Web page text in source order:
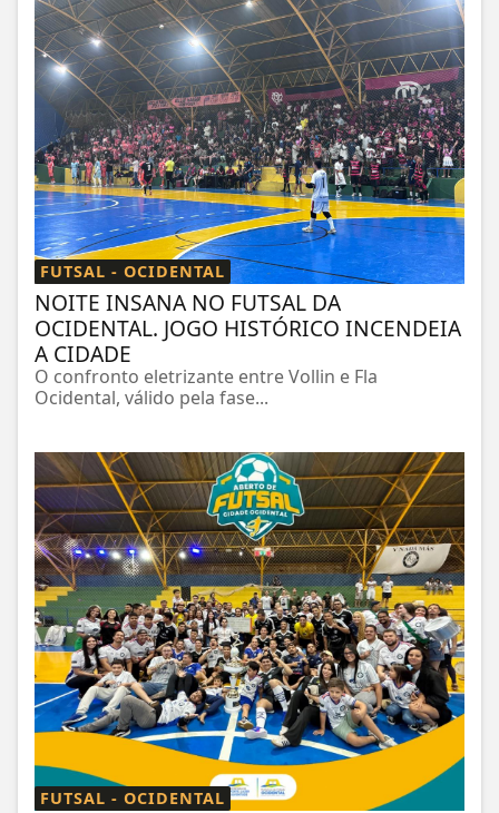
FUTSAL - OCIDENTAL
NOITE INSANA NO FUTSAL DA
OCIDENTAL. JOGO HISTÓRICO INCENDEIA
A CIDADE
O confronto eletrizante entre Vollin e Fla
Ocidental, válido pela fase...
FUTSAL - OCIDENTAL